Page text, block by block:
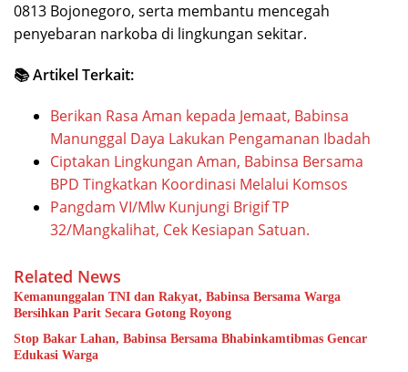
0813 Bojonegoro, serta membantu mencegah
penyebaran narkoba di lingkungan sekitar.
📚 Artikel Terkait:
Berikan Rasa Aman kepada Jemaat, Babinsa
Manunggal Daya Lakukan Pengamanan Ibadah
Ciptakan Lingkungan Aman, Babinsa Bersama
BPD Tingkatkan Koordinasi Melalui Komsos
Pangdam VI/Mlw Kunjungi Brigif TP
32/Mangkalihat, Cek Kesiapan Satuan.
Related News
Kemanunggalan TNI dan Rakyat, Babinsa Bersama Warga
Bersihkan Parit Secara Gotong Royong
Stop Bakar Lahan, Babinsa Bersama Bhabinkamtibmas Gencar
Edukasi Warga